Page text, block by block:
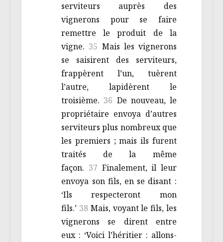
serviteurs auprès des
vignerons pour se faire
remettre le produit de la
vigne. 35 Mais les vignerons
se saisirent des serviteurs,
frappèrent l’un, tuèrent
l’autre, lapidèrent le
troisième. 36 De nouveau, le
propriétaire envoya d’autres
serviteurs plus nombreux que
les premiers ; mais ils furent
traités de la même
façon. 37 Finalement, il leur
envoya son fils, en se disant :
‘Ils respecteront mon
fils.’ 38 Mais, voyant le fils, les
vignerons se dirent entre
eux : ‘Voici l’héritier : allons-